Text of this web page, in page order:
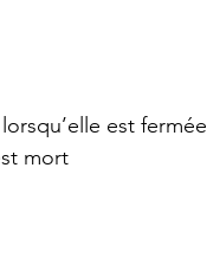
est fermée
mort